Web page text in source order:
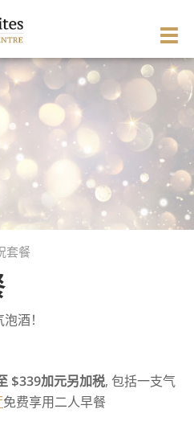
Manage Reservation
房
套餐
酒！
$339加元另加税, 包括一支气
免费享用二人早餐